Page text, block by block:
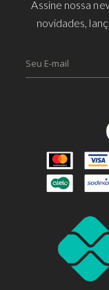
Assine nossa
novidades,